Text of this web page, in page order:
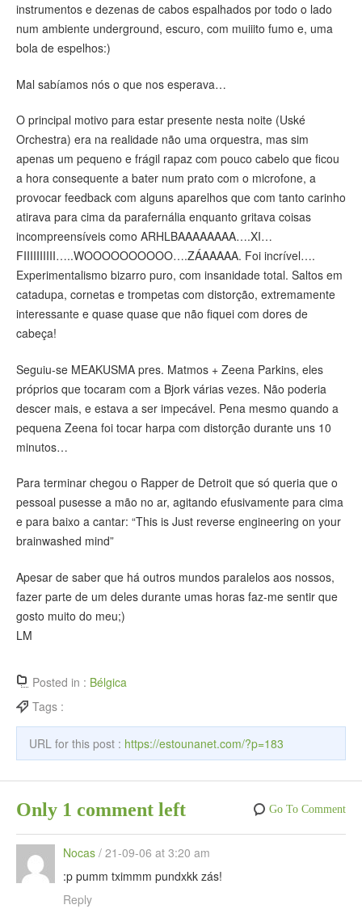
instrumentos e dezenas de cabos espalhados por todo o lado
num ambiente underground, escuro, com muiiito fumo e, uma
bola de espelhos:)
Mal sabíamos nós o que nos esperava…
O principal motivo para estar presente nesta noite (Uské
Orchestra) era na realidade não uma orquestra, mas sim
apenas um pequeno e frágil rapaz com pouco cabelo que ficou
a hora consequente a bater num prato com o microfone, a
provocar feedback com alguns aparelhos que com tanto carinho
atirava para cima da parafernália enquanto gritava coisas
incompreensíveis como ARHLBAAAAAAAA….XI…
FIIIIIIIIII…..WOOOOOOOOOO….ZÁAAAAA. Foi incrível….
Experimentalismo bizarro puro, com insanidade total. Saltos em
catadupa, cornetas e trompetas com distorção, extremamente
interessante e quase quase que não fiquei com dores de
cabeça!
Seguiu-se MEAKUSMA pres. Matmos + Zeena Parkins, eles
próprios que tocaram com a Bjork várias vezes. Não poderia
descer mais, e estava a ser impecável. Pena mesmo quando a
pequena Zeena foi tocar harpa com distorção durante uns 10
minutos…
Para terminar chegou o Rapper de Detroit que só queria que o
pessoal pusesse a mão no ar, agitando efusivamente para cima
e para baixo a cantar: “This is Just reverse engineering on your
brainwashed mind”
Apesar de saber que há outros mundos paralelos aos nossos,
fazer parte de um deles durante umas horas faz-me sentir que
gosto muito do meu;)
LM
Posted in : Bélgica
Tags :
URL for this post : https://estounanet.com/?p=183
Only 1 comment left Go To Comment
Nocas / 21-09-06 at 3:20 am
:p pumm tximmm pundxkk zás!
Reply